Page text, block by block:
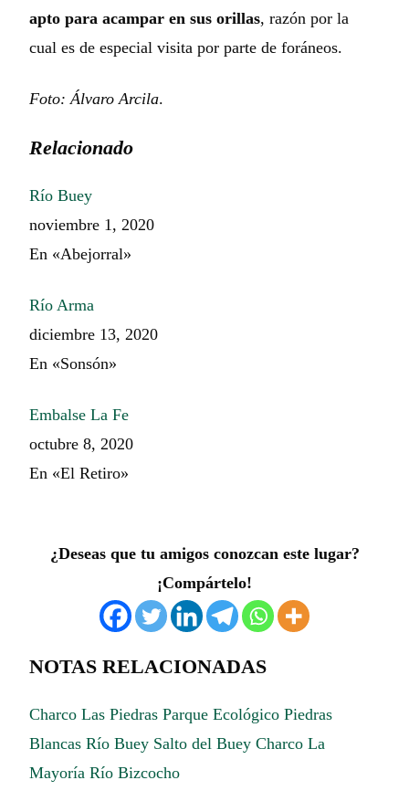
apto para acampar en sus orillas, razón por la
cual es de especial visita por parte de foráneos.
Foto: Álvaro Arcila.
Relacionado
Río Buey
noviembre 1, 2020
En «Abejorral»
Río Arma
diciembre 13, 2020
En «Sonsón»
Embalse La Fe
octubre 8, 2020
En «El Retiro»
¿Deseas que tu amigos conozcan este lugar?
¡Compártelo!
NOTAS RELACIONADAS
Charco Las Piedras Parque Ecológico Piedras
Blancas Río Buey Salto del Buey Charco La
Mayoría Río Bizcocho